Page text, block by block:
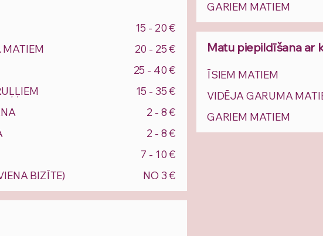
BIZĪTE)
15 - 20 €
20 - 25 €
25 - 40 €
15 - 35 €
2 - 8 €
2 - 8 €
7 - 10 €
NO 3 €
GARIEM MATIEM
Matu piepildīšana ar
ĪSIEM MATIEM
VIDĒJA GARUMA
GARIEM MATIEM